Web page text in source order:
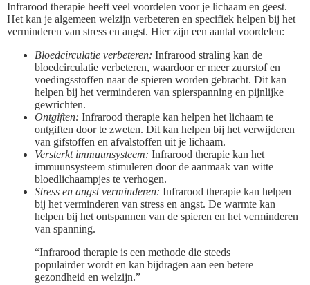
Infrarood therapie heeft veel voordelen voor je lichaam en geest.
Het kan je algemeen welzijn verbeteren en specifiek helpen bij het
verminderen van stress en angst. Hier zijn een aantal voordelen:
Bloedcirculatie verbeteren: Infrarood straling kan de
bloedcirculatie verbeteren, waardoor er meer zuurstof en
voedingsstoffen naar de spieren worden gebracht. Dit kan
helpen bij het verminderen van spierspanning en pijnlijke
gewrichten.
Ontgiften: Infrarood therapie kan helpen het lichaam te
ontgiften door te zweten. Dit kan helpen bij het verwijderen
van gifstoffen en afvalstoffen uit je lichaam.
Versterkt immuunsysteem: Infrarood therapie kan het
immuunsysteem stimuleren door de aanmaak van witte
bloedlichaampjes te verhogen.
Stress en angst verminderen: Infrarood therapie kan helpen
bij het verminderen van stress en angst. De warmte kan
helpen bij het ontspannen van de spieren en het verminderen
van spanning.
“Infrarood therapie is een methode die steeds
populairder wordt en kan bijdragen aan een betere
gezondheid en welzijn.”